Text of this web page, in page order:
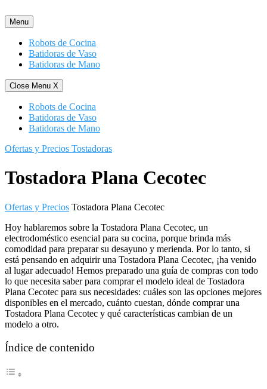
al
contenido
Menu
Robots de Cocina
Batidoras de Vaso
Batidoras de Mano
Close Menu X
Robots de Cocina
Batidoras de Vaso
Batidoras de Mano
Ofertas y Precios Tostadoras
Tostadora Plana Cecotec
Ofertas y Precios Tostadora Plana Cecotec
Hoy hablaremos sobre la Tostadora Plana Cecotec, un
electrodoméstico esencial para su cocina, porque brinda más
comodidad para preparar su desayuno y merienda. Por lo tanto, si
está pensando en adquirir una Tostadora Plana Cecotec, ¡ha venido
al lugar adecuado! Hemos preparado una guía de compras con todo
lo que necesita saber para comprar el modelo ideal de Tostadora
Plana Cecotec para sus necesidades: cuáles son las opciones mejores
disponibles en el mercado, cuánto cuestan, dónde comprar una
Tostadora Plana Cecotec y qué características cambian de un
modelo a otro.
Índice de contenido